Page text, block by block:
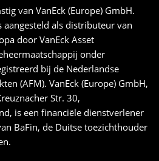
van VanEck (Europe) GmbH.
aangesteld als distributeur van
door VanEck Asset
onder
bij de Nederlandse
(AFM). VanEck (Europe) GmbH,
Str. 30,
is een financiële dienstverlener
BaFin, de Duitse toezichthouder